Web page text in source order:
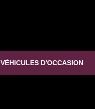
VÉHICULES D'OCCASION